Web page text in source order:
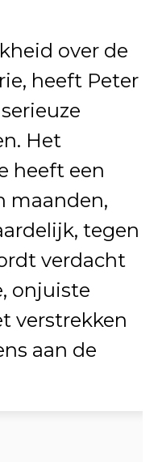
over de
heeft Peter
Het
heeft een
maanden,
tegen
verdacht
onjuiste
verstrekken
aan de